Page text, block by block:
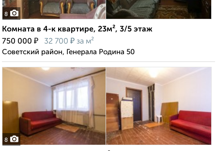
8
Комната в 4-к квартире, 23м², 3/5 этаж
750 000 ₽ 32 700 ₽ за м²
Советский район, Генерала Родина 50
8